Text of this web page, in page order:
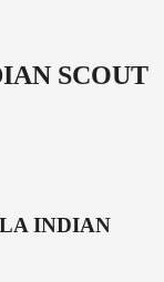
SCOUT
INDIAN